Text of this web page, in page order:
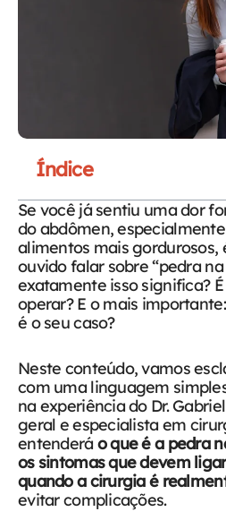
Índice
Se você já sentiu uma dor
do abdômen,
alimentos mais gordurosos,
ouvido falar sobre “pedra
exatamente isso significa?
operar? E o mais
é o seu caso?
Neste conteúdo, vamos
com uma linguagem
na experiência do Dr.
geral e especialista em
entenderá o que é a pedra
os sintomas que devem
quando a cirurgia é
evitar complicações.